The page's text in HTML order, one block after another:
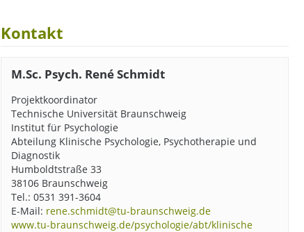
Kontakt
M.Sc. Psych. René Schmidt
Projektkoordinator
Technische Universität Braunschweig
Institut für Psychologie
Abteilung Klinische Psychologie, Psychotherapie und
Diagnostik
Humboldtstraße 33
38106 Braunschweig
Tel.: 0531 391-3604
E-Mail: rene.schmidt@tu-braunschweig.de
www.tu-braunschweig.de/psychologie/abt/klinische